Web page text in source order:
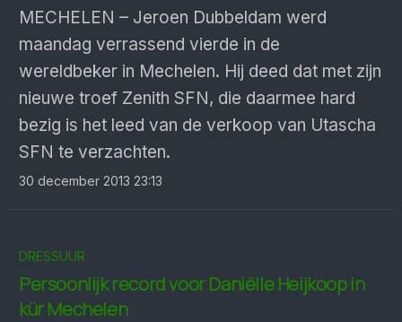
MECHELEN – Jeroen Dubbeldam werd
maandag verrassend vierde in de
wereldbeker in Mechelen. Hij deed dat met zijn
nieuwe troef Zenith SFN, die daarmee hard
bezig is het leed van de verkoop van Utascha
SFN te verzachten.
30 december 2013 23:13
DRESSUUR
Persoonlijk record voor Daniëlle Heijkoop in
kür Mechelen